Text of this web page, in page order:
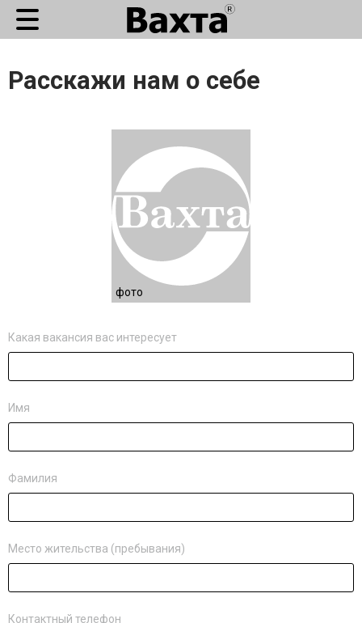
Расскажи нам о себе
фото
Какая вакансия вас интересует
Имя
Фамилия
Место жительства (пребывания)
Контактный телефон